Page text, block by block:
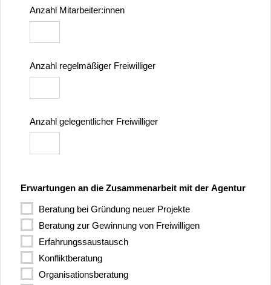
Anzahl Mitarbeiter:innen
Anzahl regelmäßiger Freiwilliger
Anzahl gelegentlicher Freiwilliger
Erwartungen an die Zusammenarbeit mit der Agentur
Beratung bei Gründung neuer Projekte
Beratung zur Gewinnung von Freiwilligen
Erfahrungssaustausch
Konfliktberatung
Organisationsberatung